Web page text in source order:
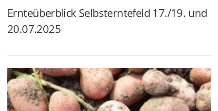
Ernteüberblick Selbsterntefeld 17./19. und
20.07.2025